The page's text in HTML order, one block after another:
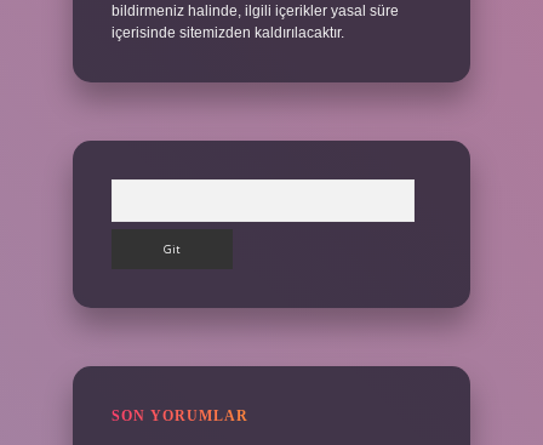
bildirmeniz halinde, ilgili içerikler yasal süre
içerisinde sitemizden kaldırılacaktır.
SON YORUMLAR